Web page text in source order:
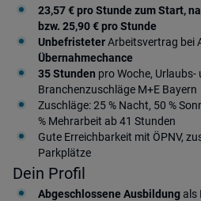
23,57 € pro Stunde zum Start,
bzw. 25,90 € pro Stunde
UnbefristeterArbeitsvertrag bei
Übernahmechance
35 Stunden pro Woche,
Branchenzuschläge M+E Bayern
Zuschläge: 25 % Nacht, 50 %
% Mehrarbeit ab 41 Stunden
Gute Erreichbarkeit mit ÖPNV,
Parkplätze
Dein Profil
Abgeschlossene Ausbildungals